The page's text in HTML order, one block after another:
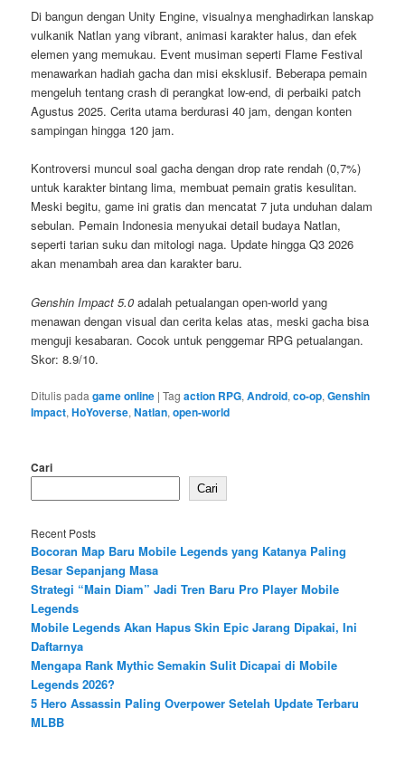
Di bangun dengan Unity Engine, visualnya menghadirkan lanskap
vulkanik Natlan yang vibrant, animasi karakter halus, dan efek
elemen yang memukau. Event musiman seperti Flame Festival
menawarkan hadiah gacha dan misi eksklusif. Beberapa pemain
mengeluh tentang crash di perangkat low-end, di perbaiki patch
Agustus 2025. Cerita utama berdurasi 40 jam, dengan konten
sampingan hingga 120 jam.
Kontroversi muncul soal gacha dengan drop rate rendah (0,7%)
untuk karakter bintang lima, membuat pemain gratis kesulitan.
Meski begitu, game ini gratis dan mencatat 7 juta unduhan dalam
sebulan. Pemain Indonesia menyukai detail budaya Natlan,
seperti tarian suku dan mitologi naga. Update hingga Q3 2026
akan menambah area dan karakter baru.
Genshin Impact 5.0 adalah petualangan open-world yang
menawan dengan visual dan cerita kelas atas, meski gacha bisa
menguji kesabaran. Cocok untuk penggemar RPG petualangan.
Skor: 8.9/10.
Ditulis pada game online |Tag action RPG,Android,co-op,Genshin
Impact,HoYoverse,Natlan,open-world
Cari
Cari
Recent Posts
Bocoran Map Baru Mobile Legends yang Katanya Paling
Besar Sepanjang Masa
Strategi “Main Diam” Jadi Tren Baru Pro Player Mobile
Legends
Mobile Legends Akan Hapus Skin Epic Jarang Dipakai, Ini
Daftarnya
Mengapa Rank Mythic Semakin Sulit Dicapai di Mobile
Legends 2026?
5 Hero Assassin Paling Overpower Setelah Update Terbaru
MLBB